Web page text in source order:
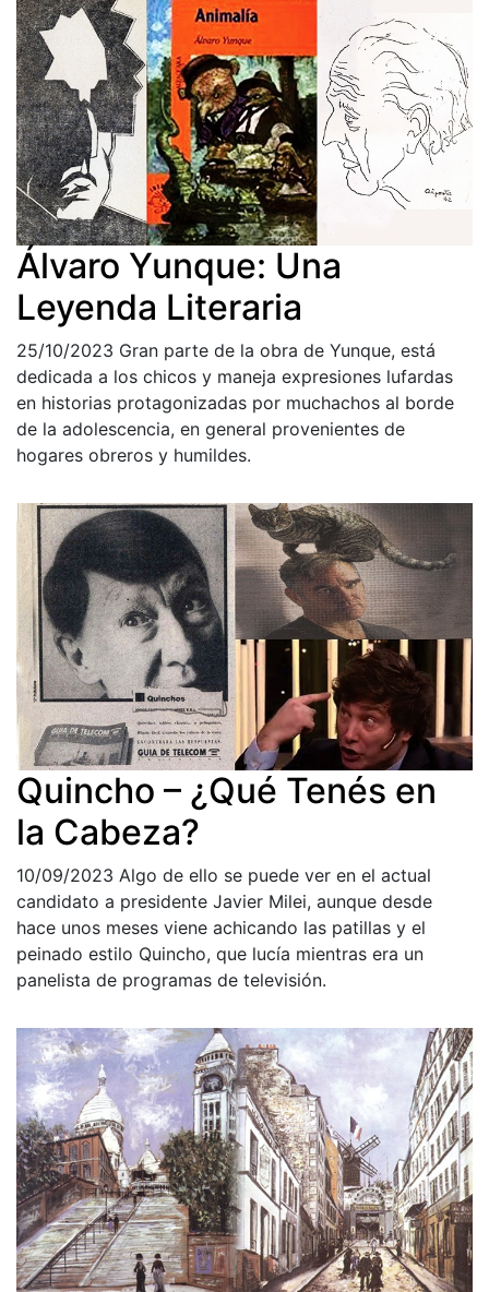
Álvaro Yunque: Una
Leyenda Literaria
25/10/2023 Gran parte de la obra de Yunque, está
dedicada a los chicos y maneja expresiones lufardas
en historias protagonizadas por muchachos al borde
de la adolescencia, en general provenientes de
hogares obreros y humildes.
Quincho – ¿Qué Tenés en
la Cabeza?
10/09/2023 Algo de ello se puede ver en el actual
candidato a presidente Javier Milei, aunque desde
hace unos meses viene achicando las patillas y el
peinado estilo Quincho, que lucía mientras era un
panelista de programas de televisión.